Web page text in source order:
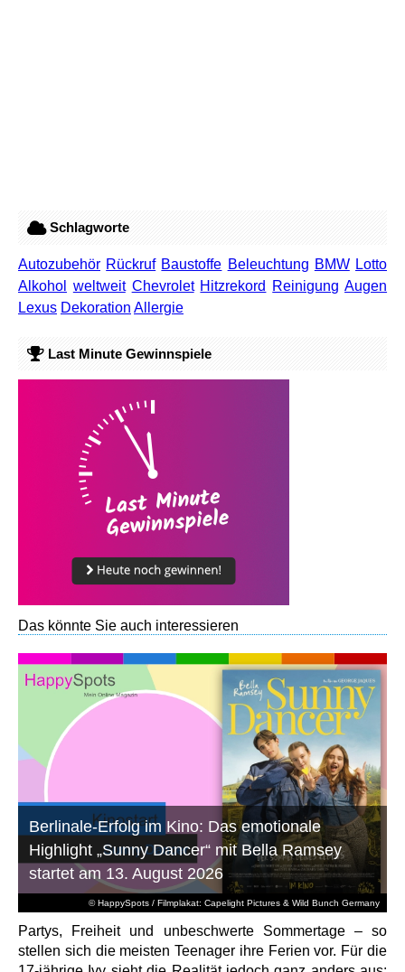
Schlagworte
Autozubehör Rückruf Baustoffe Beleuchtung BMW Lotto
Alkohol
weltweit Chevrolet Hitzrekord Reinigung Augen
Lexus Dekoration Allergie
Last Minute Gewinnspiele
Das könnte Sie auch interessieren
© HappySpots / Filmplakat: Capelight Pictures & Wild Bunch Germany
Berlinale-Erfolg im Kino: Das emotionale
Highlight „Sunny Dancer“ mit Bella Ramsey
startet am 13. August 2026
Partys, Freiheit und unbeschwerte Sommertage – so
stellen sich die meisten Teenager ihre Ferien vor. Für die